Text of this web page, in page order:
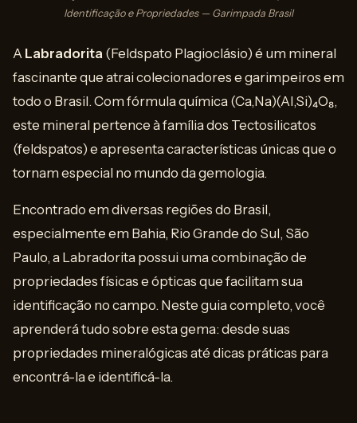
Identificação e Propriedades — Garimpada Brasil
A Labradorita (Feldspato Plagioclásio) é um mineral
fascinante que atrai colecionadores e garimpeiros em
todo o Brasil. Com fórmula química (Ca,Na)(Al,Si)₄O₈,
este mineral pertence à família dos Tectosilicatos
(feldspatos) e apresenta características únicas que o
tornam especial no mundo da gemologia.
Encontrado em diversas regiões do Brasil,
especialmente em Bahia, Rio Grande do Sul, São
Paulo, a Labradorita possui uma combinação de
propriedades físicas e ópticas que facilitam sua
identificação no campo. Neste guia completo, você
aprenderá tudo sobre esta gema: desde suas
propriedades mineralógicas até dicas práticas para
encontrá-la e identificá-la.